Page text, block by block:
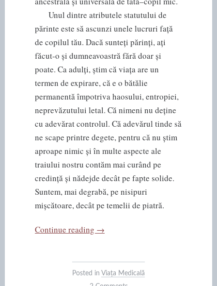
Unul dintre atributele statutului de
părinte este să ascunzi unele lucruri față
de copilul tău. Dacă sunteți părinți, ați
făcut-o și dumneavoastră fără doar și
poate. Ca adulți, știm că viața are un
termen de expirare, că e o bătălie
permanentă împotriva haosului, entropiei,
neprevăzutului letal. Că nimeni nu deține
cu adevărat controlul. Că adevărul tinde să
ne scape printre degete, pentru că nu știm
aproape nimic și în multe aspecte ale
traiului nostru contăm mai curând pe
credință și nădejde decât pe fapte solide.
Suntem, mai degrabă, pe nisipuri
mișcătoare, decât pe temelii de piatră.
Continue reading “Societatea
→
Posted in Viața Medicală